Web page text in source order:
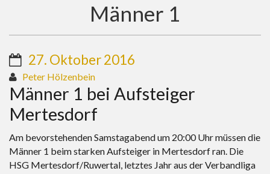
Männer 1
27. Oktober 2016
Peter Hölzenbein
Männer 1 bei Aufsteiger
Mertesdorf
Am bevorstehenden Samstagabend um 20:00 Uhr müssen die
Männer 1 beim starken Aufsteiger in Mertesdorf ran. Die
HSG Mertesdorf/Ruwertal, letztes Jahr aus der Verbandliga